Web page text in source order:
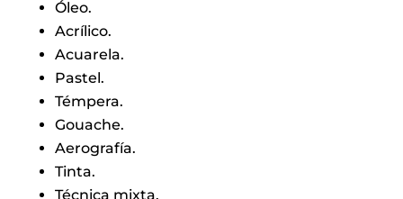
Óleo.
Acrílico.
Acuarela.
Pastel.
Témpera.
Gouache.
Aerografía.
Tinta.
Técnica mixta.